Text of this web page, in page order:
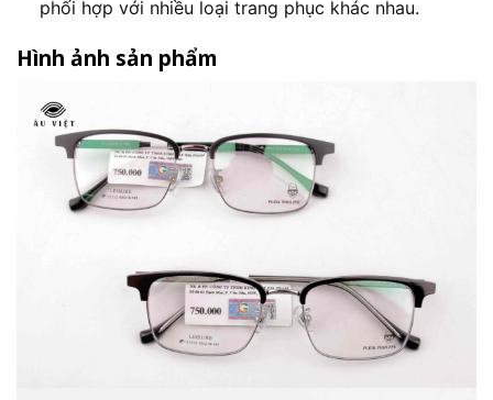
phối hợp với nhiều loại trang phục khác nhau.
Hình ảnh sản phẩm